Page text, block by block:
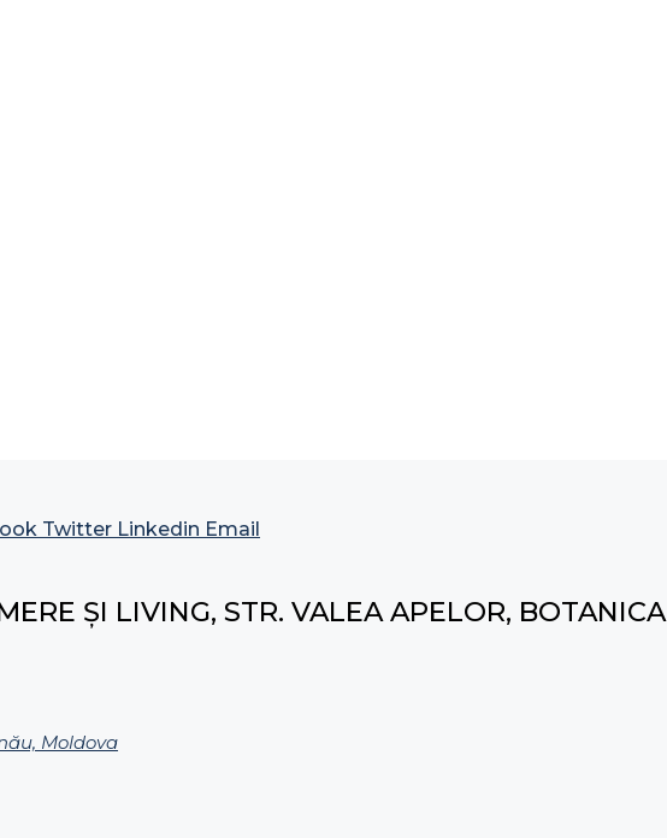
Twitter Linkedin Email
ȘI LIVING, STR. VALEA APELOR, BOTANICA
Moldova